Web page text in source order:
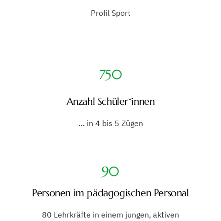
Profil Sport
750
Anzahl Schüler*innen
… in 4 bis 5 Zügen
90
Personen im pädagogischen Personal
80 Lehrkräfte in einem jungen, aktiven